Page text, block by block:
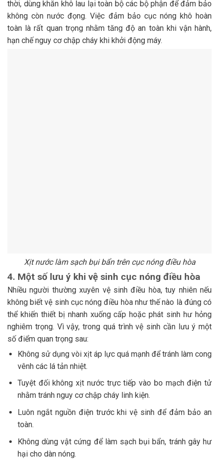
thời, dùng khăn khô lau lại toàn bộ các bộ phận để đảm bảo
không còn nước đọng. Việc đảm bảo cục nóng khô hoàn
toàn là rất quan trọng nhằm tăng độ an toàn khi vận hành,
hạn chế nguy cơ chập cháy khi khởi động máy.
Xịt nước làm sạch bụi bẩn trên cục nóng điều hòa
4. Một số lưu ý khi vệ sinh cục nóng điều hòa
Nhiều người thường xuyên vệ sinh điều hòa, tuy nhiên nếu
không biết vệ sinh cục nóng điều hòa như thế nào là đúng có
thể khiến thiết bị nhanh xuống cấp hoặc phát sinh hư hỏng
nghiêm trọng. Vì vậy, trong quá trình vệ sinh cần lưu ý một
số điểm quan trọng sau:
Không sử dụng vòi xịt áp lực quá mạnh để tránh làm cong
vênh các lá tản nhiệt.
Tuyệt đối không xịt nước trực tiếp vào bo mạch điện tử
nhằm tránh nguy cơ chập cháy linh kiện.
Luôn ngắt nguồn điện trước khi vệ sinh để đảm bảo an
toàn.
Không dùng vật cứng để làm sạch bụi bẩn, tránh gây hư
hại cho dàn nóng.